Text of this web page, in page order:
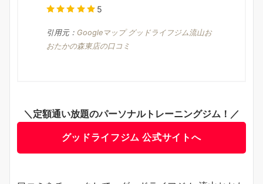
5
引用元： Googleマップ グッドライフジム流山お
おたかの森東店の口コミ
＼定額通い放題のパーソナルトレーニングジム！／
グッドライフジム 公式サイトへ